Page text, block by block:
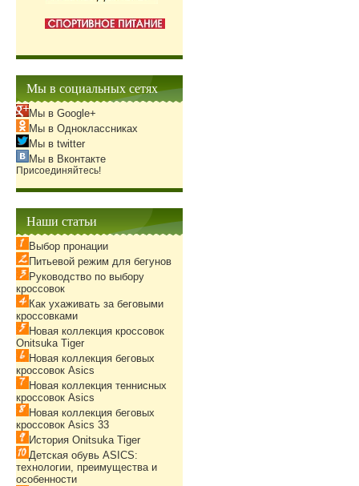
Мы в социальных сетях
Мы в Google+
Мы в Одноклассниках
Мы в twitter
Мы в Вконтакте
Присоединяйтесь!
Наши статьи
Выбор пронации
Питьевой режим для бегунов
Руководство по выбору
кроссовок
Как ухаживать за беговыми
кроссовками
Новая коллекция кроссовок
Onitsuka Tiger
Новая коллекция беговых
кроссовок Asics
Новая коллекция теннисных
кроссовок Asics
Новая коллекция беговых
кроссовок Asics 33
История Onitsuka Tiger
Детская обувь ASICS:
технологии, преимущества и
особенности